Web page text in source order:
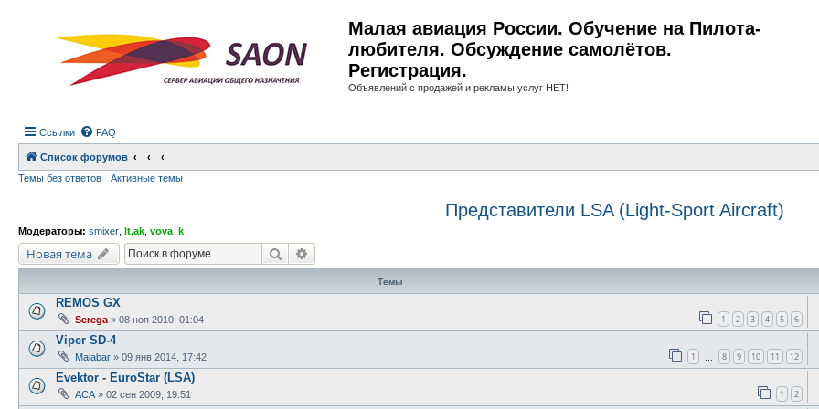
Малая авиация России. Обучение на Пилота-
любителя. Обсуждение самолётов.
Регистрация.
Объявлений с продажей и рекламы услуг НЕТ!
Ссылки FAQ
Список форумов
Темы без ответов
Активные темы
Представители LSA (Light-Sport Aircraft)
Модераторы: smixer lt.ak vova_k
Новая тема Поиск
Темы
REMOS GX
Serega » 08 ноя 2010, 01:04 1 2 3 4 5 6
Viper SD-4
Malabar » 09 янв 2014, 17:42 1 8 9 10 11 12
Evektor - EuroStar (LSA)
АСА » 02 сен 2009, 19:51 1 2